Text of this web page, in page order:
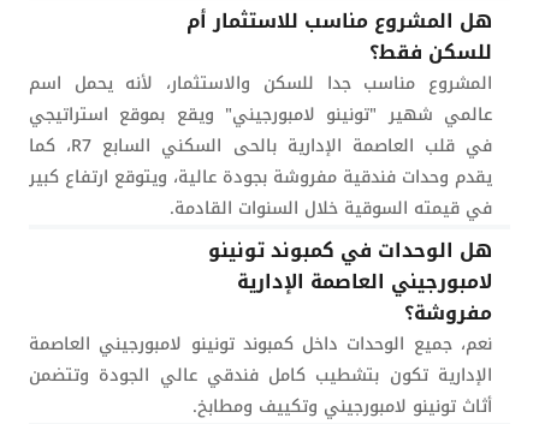
هل المشروع مناسب للاستثمار أم
للسكن فقط؟
المشروع مناسب جدا للسكن والاستثمار، لأنه يحمل اسم
عالمي شهير "تونينو لامبورجيني" ويقع بموقع استراتيجي
في قلب العاصمة الإدارية بالحى السكني السابع R7، كما
يقدم وحدات فندقية مفروشة بجودة عالية، ويتوقع ارتفاع كبير
في قيمته السوقية خلال السنوات القادمة.
هل الوحدات في كمبوند تونينو
لامبورجيني العاصمة الإدارية
مفروشة؟
نعم، جميع الوحدات داخل كمبوند تونينو لامبورجيني العاصمة
الإدارية تكون بتشطيب كامل فندقي عالي الجودة وتتضمن
أثاث تونينو لامبورجيني وتكييف ومطابخ.